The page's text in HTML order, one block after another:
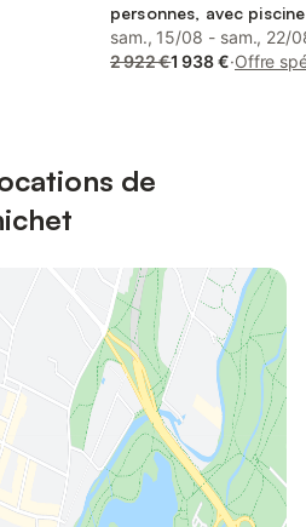
personnes, avec
acceptés
sam., 15/08 - sam., 22/
2 922 €1 938 €·Offre
de